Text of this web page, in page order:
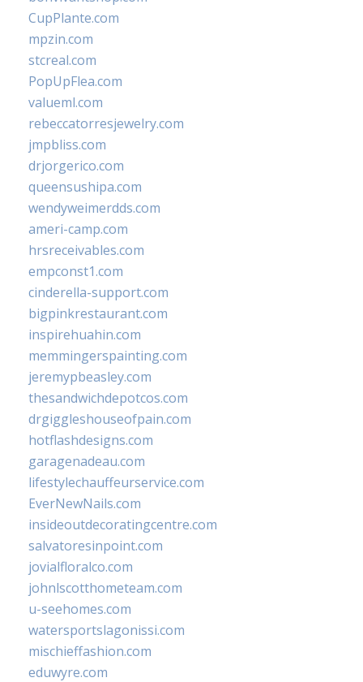
CupPlante.com
mpzin.com
stcreal.com
PopUpFlea.com
valueml.com
rebeccatorresjewelry.com
jmpbliss.com
drjorgerico.com
queensushipa.com
wendyweimerdds.com
ameri-camp.com
hrsreceivables.com
empconst1.com
cinderella-support.com
bigpinkrestaurant.com
inspirehuahin.com
memmingerspainting.com
jeremypbeasley.com
thesandwichdepotcos.com
drgiggleshouseofpain.com
hotflashdesigns.com
garagenadeau.com
lifestylechauffeurservice.com
EverNewNails.com
insideoutdecoratingcentre.com
salvatoresinpoint.com
jovialfloralco.com
johnlscotthometeam.com
u-seehomes.com
watersportslagonissi.com
mischieffashion.com
eduwyre.com